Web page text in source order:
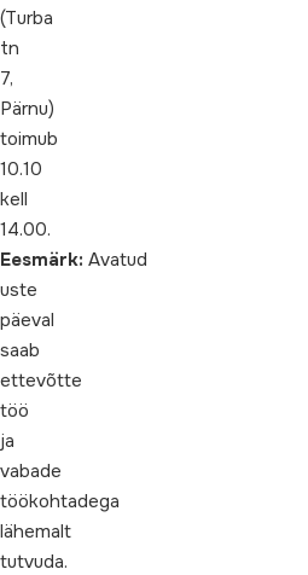
(Turba
tn
7,
Pärnu)
toimub
10.10
kell
14.00.
Eesmärk: Avatud
uste
päeval
saab
ettevõtte
töö
ja
vabade
töökohtadega
lähemalt
tutvuda.